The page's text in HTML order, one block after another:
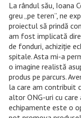
La rândul său, Ioana
greu „pe teren”, ne
proiectul să prindă
am fost implicată
de fonduri, achiziţie
spitale. Astami-a
o imagine realistă
produs pe parcurs.
la care am contribuit
altor ONG-uri cu
echipamente este o